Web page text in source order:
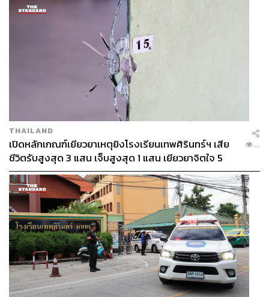
THAILAND
เปิดหลักเกณฑ์เยียวยาเหตุยิงโรงเรียนเทพศิรินทร์ฯ เสีย
ชีวิตรับสูงสุด 3 แสน เจ็บสูงสุด 1 แสน เยียวยาจิตใจ 5
ระดับ
...